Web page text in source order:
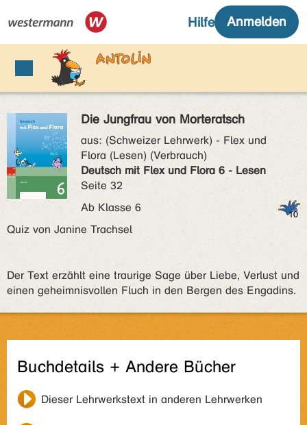
Die Jungfrau von Morteratsch
aus: (Schweizer Lehrwerk) - Flex und
Flora (Lesen) (Verbrauch)
Deutsch mit Flex und Flora 6 - Lesen
Seite 32
Ab Klasse 6
Quiz von Janine Trachsel
Der Text erzählt eine traurige Sage über Liebe, Verlust und
einen geheimnisvollen Fluch in den Bergen des Engadins.
Buchdetails + Andere Bücher
Dieser Lehrwerkstext in anderen Lehrwerken